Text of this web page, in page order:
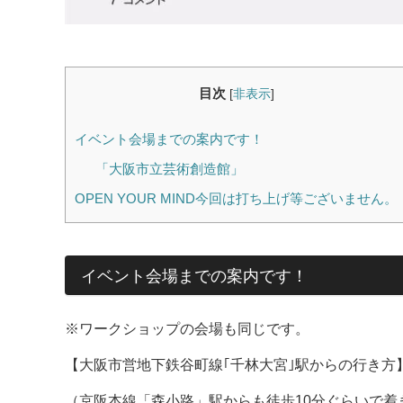
目次 [非表示]
イベント会場までの案内です！
「大阪市立芸術創造館」
OPEN YOUR MIND今回は打ち上げ等ございません。
イベント会場までの案内です！
※ワークショップの会場も同じです。
【大阪市営地下鉄谷町線｢千林大宮｣駅からの行き方】